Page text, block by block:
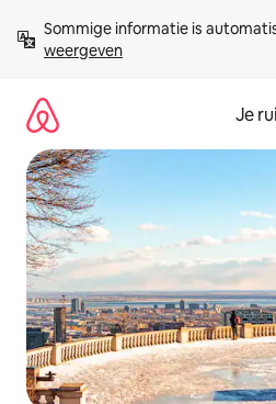
direct
naar
Sommige informatie is
weergeven
Je